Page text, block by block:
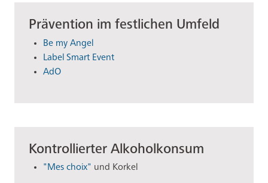
Prävention im festlichen Umfeld
Be my Angel
Label Smart Event
AdO
Kontrollierter Alkoholkonsum
"Mes choix" und Korkel